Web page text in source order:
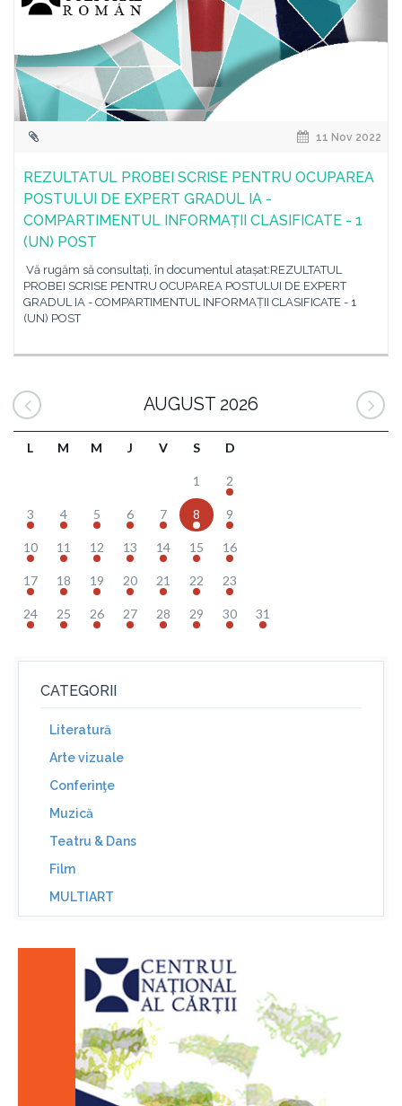
11 Nov 2022
REZULTATUL PROBEI SCRISE PENTRU OCUPAREA
POSTULUI DE EXPERT GRADUL IA -
COMPARTIMENTUL INFORMAȚII CLASIFICATE - 1
(UN) POST
Vă rugăm să consultați, în documentul atașat:REZULTATUL
PROBEI SCRISE PENTRU OCUPAREA POSTULUI DE EXPERT
GRADUL IA - COMPARTIMENTUL INFORMAȚII CLASIFICATE - 1
(UN) POST
AUGUST 2026
L M M J V S D
1 2
3 4 5 6 7 8 9
10 11 12 13 14 15 16
17 18 19 20 21 22 23
24 25 26 27 28 29 30 31
CATEGORII
Literatură
Arte vizuale
Conferinţe
Muzică
Teatru & Dans
Film
MULTIART